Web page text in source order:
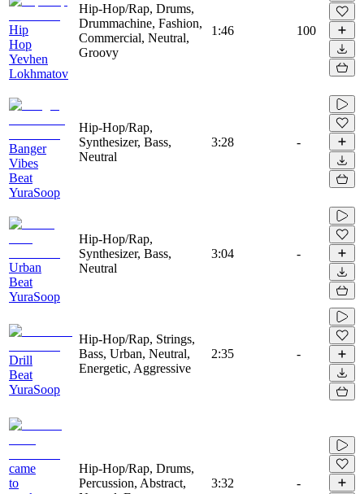
Hip
Hop
Yevhen
Lokhmatov
Hip-Hop/Rap, Drums,
Drummachine, Fashion,
Commercial, Neutral,
Groovy
1:46 100
Banger
Vibes
Beat
YuraSoop
Hip-Hop/Rap,
Synthesizer, Bass,
Neutral
3:28 -
Urban
Beat
YuraSoop
Hip-Hop/Rap,
Synthesizer, Bass,
Neutral
3:04 -
Drill
Beat
YuraSoop
Hip-Hop/Rap, Strings,
Bass, Urban, Neutral,
Energetic, Aggressive
2:35 -
came
to
Hip-Hop/Rap, Drums,
Percussion, Abstract,
3:32 -